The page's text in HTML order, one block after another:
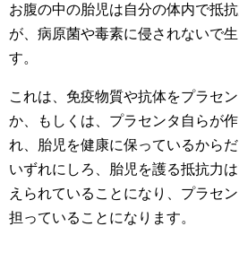
お腹の中の胎児は自分の体内で抵
が、病原菌や毒素に侵されないで
す。
これは、免疫物質や抗体をプラセ
か、もしくは、プラセンタ自らが
れ、胎児を健康に保っているからだ
いずれにしろ、胎児を護る抵抗力
えられていることになり、プラセ
担っていることになります。